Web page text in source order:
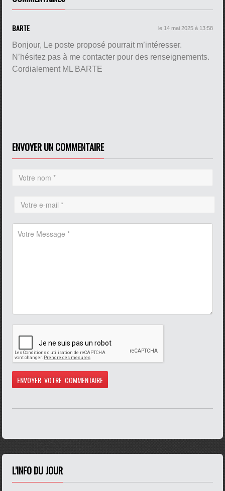
BARTE le 14 mai 2025 à 13:58
Bonjour, Le poste proposé pourrait m’intéresser.
N’hésitez pas à me contacter pour des renseignements.
Cordialement ML BARTE
ENVOYER UN COMMENTAIRE
L'INFO DU JOUR